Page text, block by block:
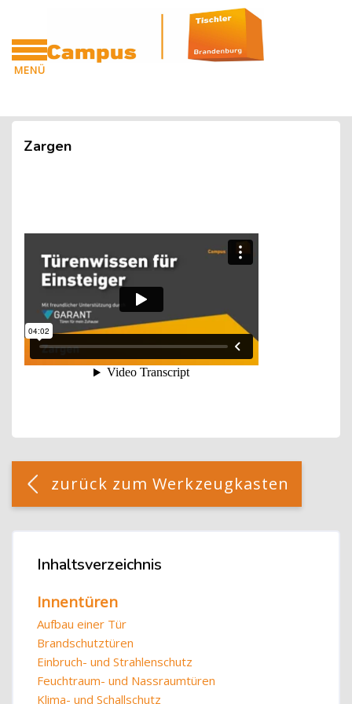
MENÜ
Zum Hauptinhalt
Blöcke
Blöcke
Zargen
Blöcke
[Cocoon] Custom HTML überspringen
zurück zum Werkzeugkasten
Inhaltsverzeichnis überspringen
Inhaltsverzeichnis
Innentüren
Aufbau einer Tür
Brandschutztüren
Einbruch- und Strahlenschutz
Feuchtraum- und Nassraumtüren
Klima- und Schallschutz